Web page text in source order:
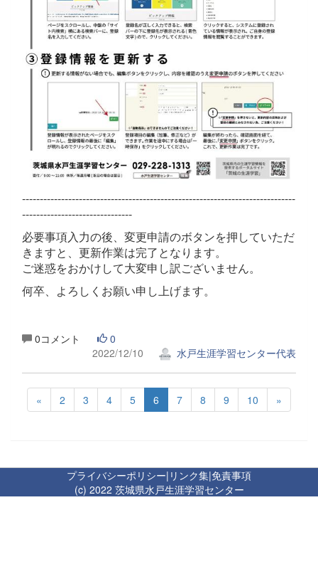
-----------------------------------------------------------------------------
-------------------------------
必要事項入力の後、変更申請のボタンを押していただ
きますと、更新作業は完了となります。
ご迷惑をおかけして大変申し訳ございません。
何卒、よろしくお願い申し上げます。
0コメント
0
2022/12/10
水戸生涯学習センター代表
« 2 3 4 5 6 7 8 9 10 »
プライバシーポリシー| リンク集|免責事項
(c) 2022 茨城県水戸生涯学習センター